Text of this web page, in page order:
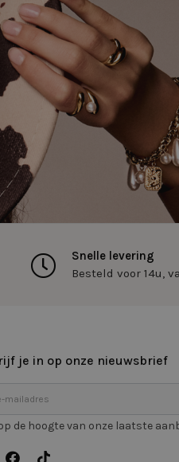
Snelle levering
Besteld voor 14u,
je in op onze nieuwsbrief
de hoogte van onze laatste
CFTOKEN en
te identificeren,
kan
voor de
te
producten te
CFID en helpt
wijze te
is specifiek voor
om de klant
van de